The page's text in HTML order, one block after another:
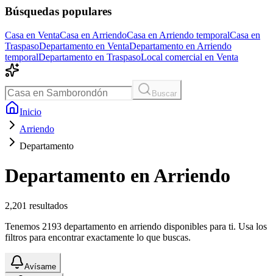
Búsquedas populares
Casa en VentaCasa en ArriendoCasa en Arriendo temporalCasa en
TraspasoDepartamento en VentaDepartamento en Arriendo
temporalDepartamento en TraspasoLocal comercial en Venta
Buscar
Inicio
Arriendo
Departamento
Departamento en Arriendo
2,201 resultados
Tenemos 2193 departamento en arriendo disponibles para ti. Usa los
filtros para encontrar exactamente lo que buscas.
Avísame